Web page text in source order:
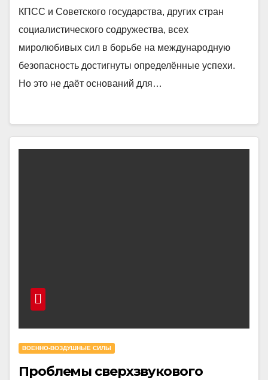
КПСС и Советского государства, других стран
социалистического содружества, всех
миролюбивых сил в борьбе на международную
безопасность достигнуты определённые успехи.
Но это не даёт оснований для…
ВОЕННО-ВОЗДУШНЫЕ СИЛЫ
Проблемы сверхзвукового